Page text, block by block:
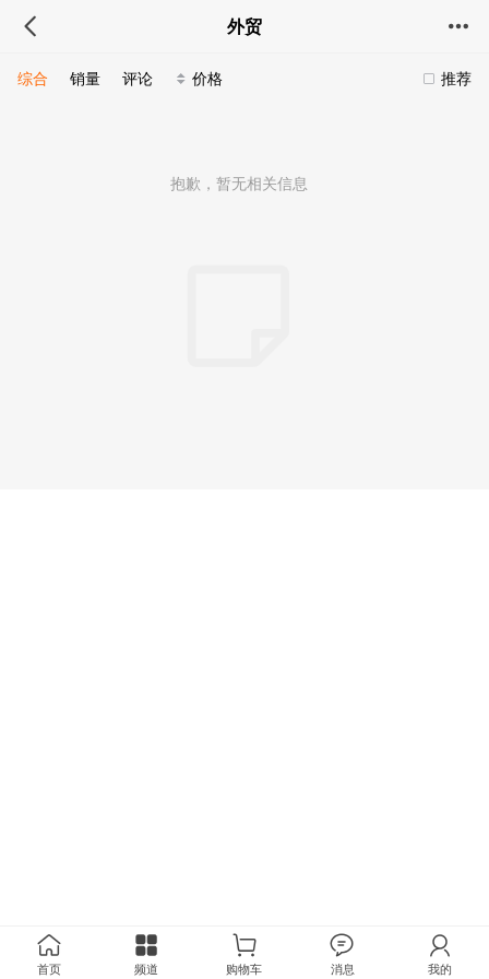
外贸
推荐
综合 销量 评论 价格
抱歉，暂无相关信息
首页 频道 购物车 消息 我的